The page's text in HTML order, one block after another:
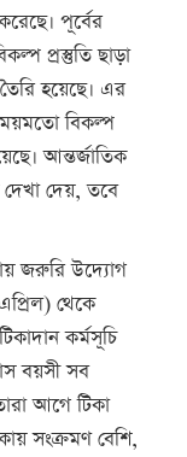
পূর্বের
প্রস্তুতি ছাড়া
হয়েছে। এর
বিকল্প
আন্তর্জাতিক
দেখা দেয়, তবে
জরুরি উদ্যোগ
থেকে
কর্মসূচি
বয়সী সব
আগে টিকা
সংক্রমণ বেশি,